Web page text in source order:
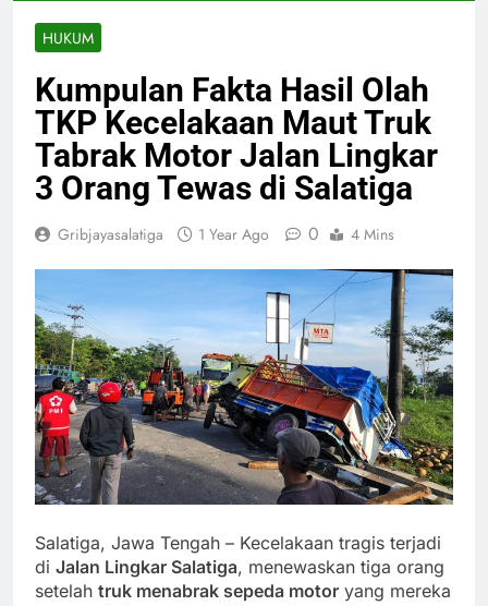
HUKUM
Kumpulan Fakta Hasil Olah
TKP Kecelakaan Maut Truk
Tabrak Motor Jalan Lingkar
3 Orang Tewas di Salatiga
Gribjayasalatiga 1 Year Ago 0 4 Mins
Salatiga, Jawa Tengah – Kecelakaan tragis terjadi
di Jalan Lingkar Salatiga, menewaskan tiga orang
setelah truk menabrak sepeda motor yang mereka